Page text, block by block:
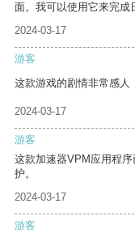
面。我可以使用它来完成
2024-03-17
游客
这款游戏的剧情非常感人
2024-03-17
游客
这款加速器VPM应用程
护。
2024-03-17
游客